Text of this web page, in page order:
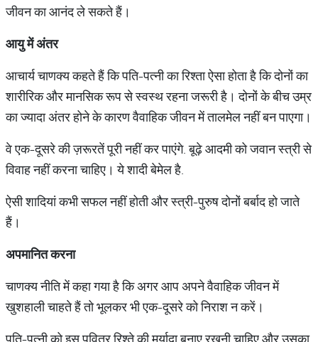
जीवन का आनंद ले सकते हैं।
आयुमेंअंतर
आचार्य चाणक्य कहते हैं कि पति-पत्नी का रिश्ता ऐसा होता है कि दोनों का
शारीरिक और मानसिक रूप से स्वस्थ रहना जरूरी है। दोनों के बीच उम्र
का ज्यादा अंतर होने के कारण वैवाहिक जीवन में तालमेल नहीं बन पाएगा।
वे एक-दूसरे की ज़रूरतें पूरी नहीं कर पाएंगे. बूढ़े आदमी को जवान स्त्री से
विवाह नहीं करना चाहिए। ये शादी बेमेल है.
ऐसी शादियां कभी सफल नहीं होती और स्त्री-पुरुष दोनों बर्बाद हो जाते
हैं।
अपमानितकरना
चाणक्य नीति में कहा गया है कि अगर आप अपने वैवाहिक जीवन में
खुशहाली चाहते हैं तो भूलकर भी एक-दूसरे को निराश न करें।